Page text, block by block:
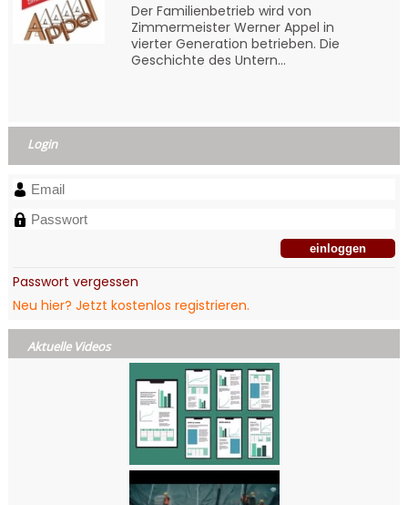
Der Familienbetrieb wird von
Zimmermeister Werner Appel in
vierter Generation betrieben. Die
Geschichte des Untern...
Login
Passwort vergessen
Neu hier? Jetzt kostenlos registrieren.
Aktuelle Videos